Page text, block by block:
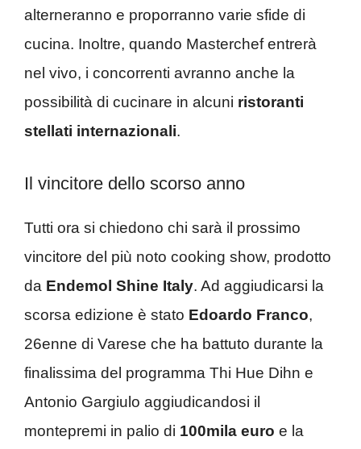
alterneranno e proporranno varie sfide di
cucina. Inoltre, quando Masterchef entrerà
nel vivo, i concorrenti avranno anche la
possibilità di cucinare in alcuni ristoranti
stellati internazionali.
Il vincitore dello scorso anno
Tutti ora si chiedono chi sarà il prossimo
vincitore del più noto cooking show, prodotto
da Endemol Shine Italy. Ad aggiudicarsi la
scorsa edizione è stato Edoardo Franco,
26enne di Varese che ha battuto durante la
finalissima del programma Thi Hue Dihn e
Antonio Gargiulo aggiudicandosi il
montepremi in palio di 100mila euro e la